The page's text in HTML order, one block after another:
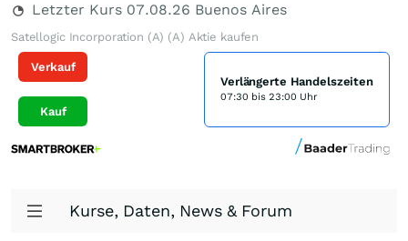
Letzter Kurs 07.08.26 Buenos Aires
Satellogic Incorporation (A) (A) Aktie kaufen
Verkauf
Kauf
Verlängerte Handelszeiten
07:30 bis 23:00 Uhr
Kurse, Daten, News & Forum